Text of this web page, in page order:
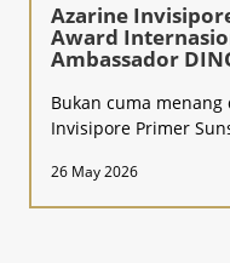
Azarine
Award
Ambassador
Bukan cuma menang
Invisipore Primer
26 May 2026